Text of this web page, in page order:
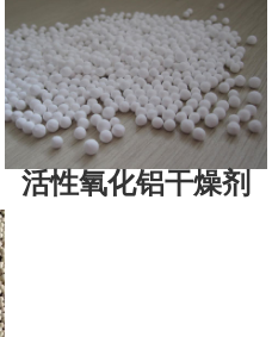
活性氧化铝干燥剂